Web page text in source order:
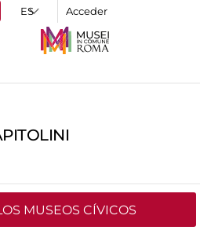
Acceder
MUSEOS CÍVICOS